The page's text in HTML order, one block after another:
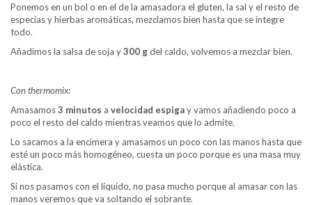
Ponemos en un bol o en el de la amasadora el gluten, la sal y el resto de
especias y hierbas aromáticas, mezclamos bien hasta que se integre
todo.
Añadimos la salsa de soja y300 gdel caldo, volvemos a mezclar bien.
Con thermomix:
Amasamos3 minutos a velocidad espigay vamos añadiendo poco a
poco el resto del caldo mientras veamos que lo admite.
Lo sacamos a la encimera y amasamos un poco con las manos hasta que
esté un poco más homogéneo, cuesta un poco porque es una masa muy
elástica.
Si nos pasamos con el líquido, no pasa mucho porque al amasar con las
manos veremos que va soltando el sobrante.